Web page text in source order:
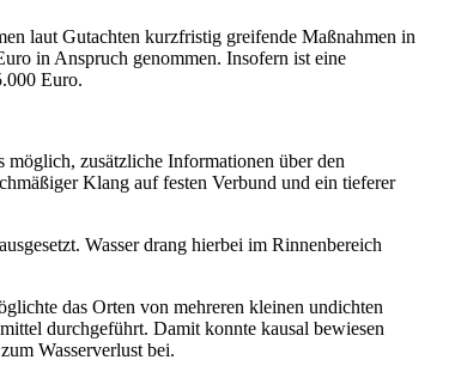
laut Gutachten kurzfristig greifende Maßnahmen in
in Anspruch genommen. Insofern ist eine
Euro.
möglich, zusätzliche Informationen über den
Klang auf festen Verbund und ein tieferer
Wasser drang hierbei im Rinnenbereich
das Orten von mehreren kleinen undichten
durchgeführt. Damit konnte kausal bewiesen
Wasserverlust bei.